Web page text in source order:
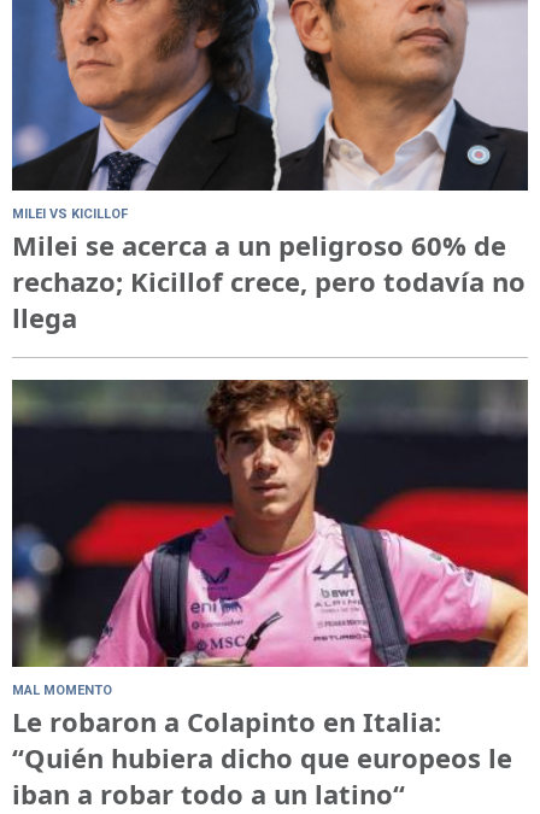
MILEI VS KICILLOF
Milei se acerca a un peligroso 60% de
rechazo; Kicillof crece, pero todavía no
llega
MAL MOMENTO
Le robaron a Colapinto en Italia:
“Quién hubiera dicho que europeos le
iban a robar todo a un latino“